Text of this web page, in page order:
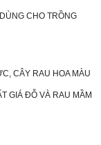
CHO TRỒNG
CÂY RAU HOA MÀU
GIÁ ĐỖ VÀ RAU MẦM